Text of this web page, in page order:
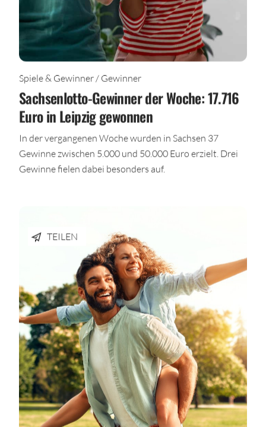
Spiele & Gewinner / Gewinner
Sachsenlotto-Gewinner der Woche: 17.716
Euro in Leipzig gewonnen
In der vergangenen Woche wurden in Sachsen 37
Gewinne zwischen 5.000 und 50.000 Euro erzielt. Drei
Gewinne fielen dabei besonders auf.
TEILEN